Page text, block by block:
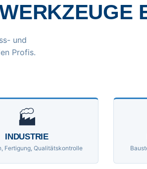
und
Profis.
🏭
INDUSTRIE
Fertigung, Qualitätskontrolle